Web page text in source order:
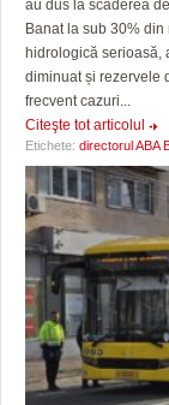
au dus la scăderea
Banat la sub 30%
hidrologică serioasă,
diminuat și rezervele
frecvent cazuri...
Citeşte tot articolul
Etichete: directorul ABA